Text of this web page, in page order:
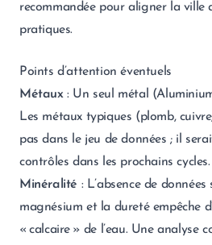
recommandée pour aligner la ville
pratiques.
Points d’attention éventuels
Métaux: Un seul métal
Les métaux typiques (plomb,
pas dans le jeu de données ; il
contrôles dans les prochains cycles.
Minéralité : L’absence de
magnésium et la dureté empêche
« calcaire » de l’eau. Une analyse